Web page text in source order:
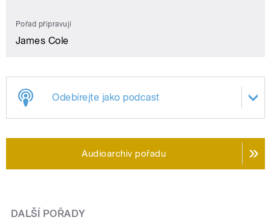
Pořad připravují
James Cole
Odebírejte jako podcast
Audioarchiv pořadu
DALŠÍ POŘADY